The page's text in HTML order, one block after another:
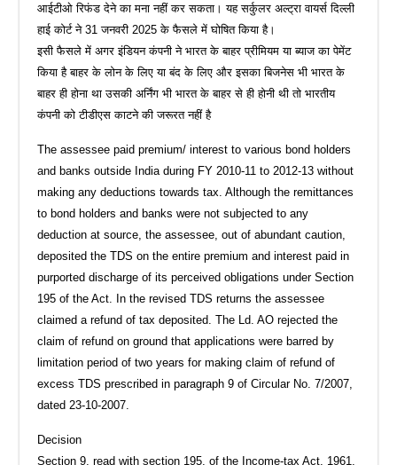
आईटीओ रिफंड देने का मना नहीं कर सकता। यह सर्कुलर अल्ट्रा वायर्स दिल्ली
हाई कोर्ट ने 31 जनवरी 2025 के फैसले में घोषित किया है।
इसी फैसले में अगर इंडियन कंपनी ने भारत के बाहर प्रीमियम या ब्याज का पेमेंट
किया है बाहर के लोन के लिए या बंद के लिए और इसका बिजनेस भी भारत के
बाहर ही होना था उसकी अर्निंग भी भारत के बाहर से ही होनी थी तो भारतीय
कंपनी को टीडीएस काटने की जरूरत नहीं है
The assessee paid premium/ interest to various bond holders
and banks outside India during FY 2010-11 to 2012-13 without
making any deductions towards tax. Although the remittances
to bond holders and banks were not subjected to any
deduction at source, the assessee, out of abundant caution,
deposited the TDS on the entire premium and interest paid in
purported discharge of its perceived obligations under Section
195 of the Act. In the revised TDS returns the assessee
claimed a refund of tax deposited. The Ld. AO rejected the
claim of refund on ground that applications were barred by
limitation period of two years for making claim of refund of
excess TDS prescribed in paragraph 9 of Circular No. 7/2007,
dated 23-10-2007.
Decision
Section 9, read with section 195, of the Income-tax Act, 1961,